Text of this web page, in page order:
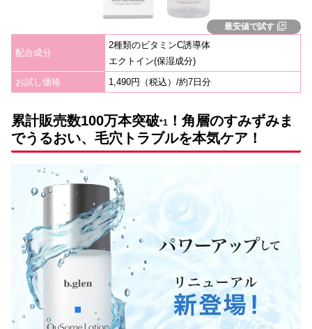
最安値で試す
配合成分
2種類のビタミンC誘導体
エクトイン(保湿成分)
お試し価格
1,490円（税込）/約7日分
累計販売数100万本突破*1 ！角層のすみずみま
でうるおい、毛穴トラブルを本気ケア！